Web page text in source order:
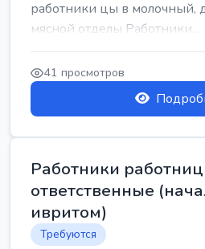
работники цы в молочный,
мясной отделы Работники...
41 просмотров
Работники
ответственные
ивритом)
Требуются